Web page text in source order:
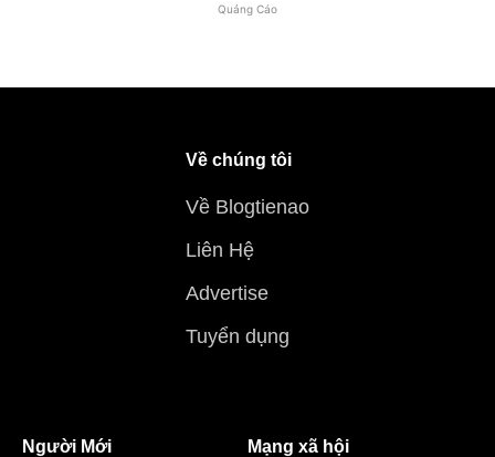
Quảng Cáo
Về chúng tôi
Về Blogtienao
Liên Hệ
Advertise
Tuyển dụng
Người Mới Mạng xã hội